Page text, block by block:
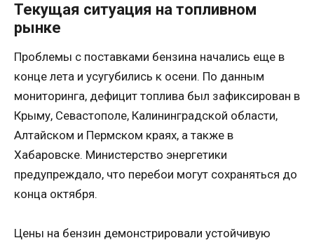
Текущая ситуация на топливном
рынке
Проблемы с поставками бензина начались еще в
конце лета и усугубились к осени. По данным
мониторинга, дефицит топлива был зафиксирован в
Крыму, Севастополе, Калининградской области,
Алтайском и Пермском краях, а также в
Хабаровске. Министерство энергетики
предупреждало, что перебои могут сохраняться до
конца октября.
Цены на бензин демонстрировали устойчивую